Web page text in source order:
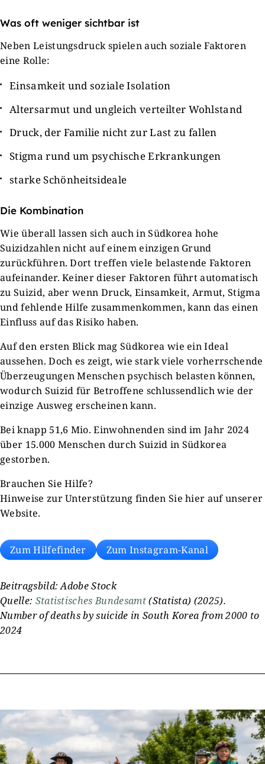
Was oft weniger sichtbar ist
Neben Leistungsdruck spielen auch soziale Faktoren
eine Rolle:
Einsamkeit und soziale Isolation
Altersarmut und ungleich verteilter Wohlstand
Druck, der Familie nicht zur Last zu fallen
Stigma rund um psychische Erkrankungen
starke Schönheitsideale
Die Kombination
Wie überall lassen sich auch in Südkorea hohe
Suizidzahlen nicht auf einem einzigen Grund
zurückführen. Dort treffen viele belastende Faktoren
aufeinander. Keiner dieser Faktoren führt automatisch
zu Suizid, aber wenn Druck, Einsamkeit, Armut, Stigma
und fehlende Hilfe zusammenkommen, kann das einen
Einfluss auf das Risiko haben.
Auf den ersten Blick mag Südkorea wie ein Ideal
aussehen. Doch es zeigt, wie stark viele vorherrschende
Überzeugungen Menschen psychisch belasten können,
wodurch Suizid für Betroffene schlussendlich wie der
einzige Ausweg erscheinen kann.
Bei knapp 51,6 Mio. Einwohnenden sind im Jahr 2024
über 15.000 Menschen durch Suizid in Südkorea
gestorben.
Brauchen Sie Hilfe?
Hinweise zur Unterstützung finden Sie hier auf unserer
Website.
Zum Hilfefinder Zum Instagram-Kanal
Beitragsbild: Adobe Stock
Quelle: Statistisches Bundesamt(Statista) (2025).
Number of deaths by suicide in South Korea from 2000 to
2024